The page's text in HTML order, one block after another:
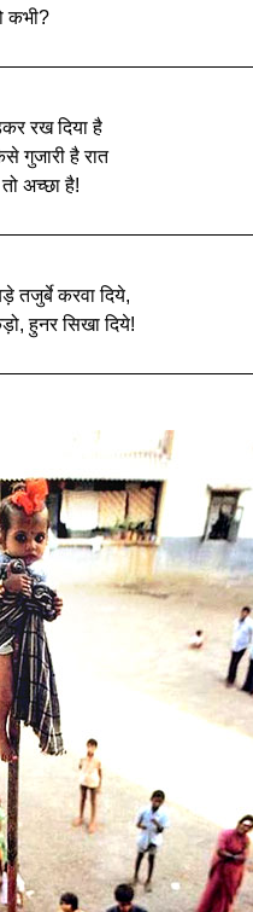
कभी?
रख दिया है
गुजारी है रात
अच्‍छा है!
तजुर्बे करवा दिये,
हुनर सिखा दिये!